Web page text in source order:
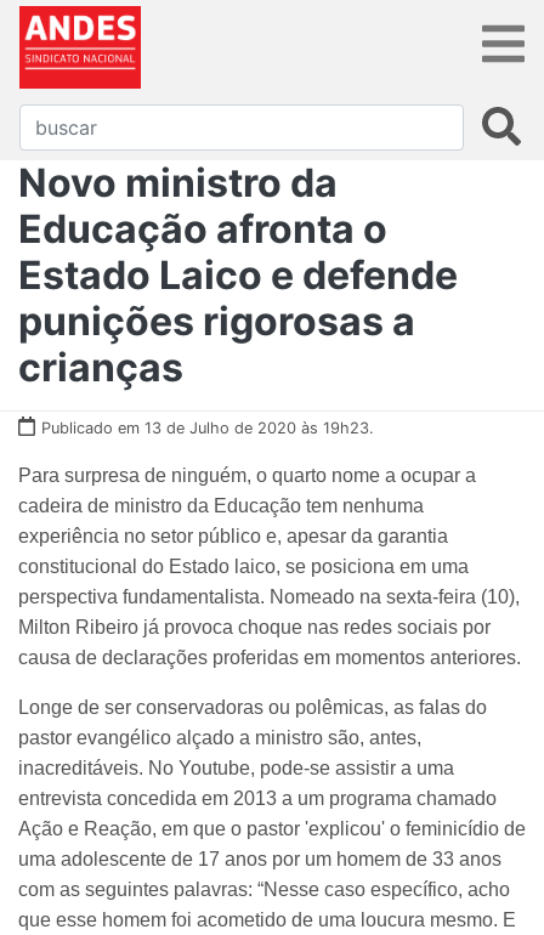
Novo ministro da
Educação afronta o
Estado Laico e defende
punições rigorosas a
crianças
Publicado em 13 de Julho de 2020 às 19h23.
Para surpresa de ninguém, o quarto nome a ocupar a
cadeira de ministro da Educação tem nenhuma
experiência no setor público e, apesar da garantia
constitucional do Estado laico, se posiciona em uma
perspectiva fundamentalista. Nomeado na sexta-feira (10),
Milton Ribeiro já provoca choque nas redes sociais por
causa de declarações proferidas em momentos anteriores.
Longe de ser conservadoras ou polêmicas, as falas do
pastor evangélico alçado a ministro são, antes,
inacreditáveis. No Youtube, pode-se assistir a uma
entrevista concedida em 2013 a um programa chamado
Ação e Reação, em que o pastor 'explicou' o feminicídio de
uma adolescente de 17 anos por um homem de 33 anos
com as seguintes palavras: “Nesse caso específico, acho
que esse homem foi acometido de uma loucura mesmo. E